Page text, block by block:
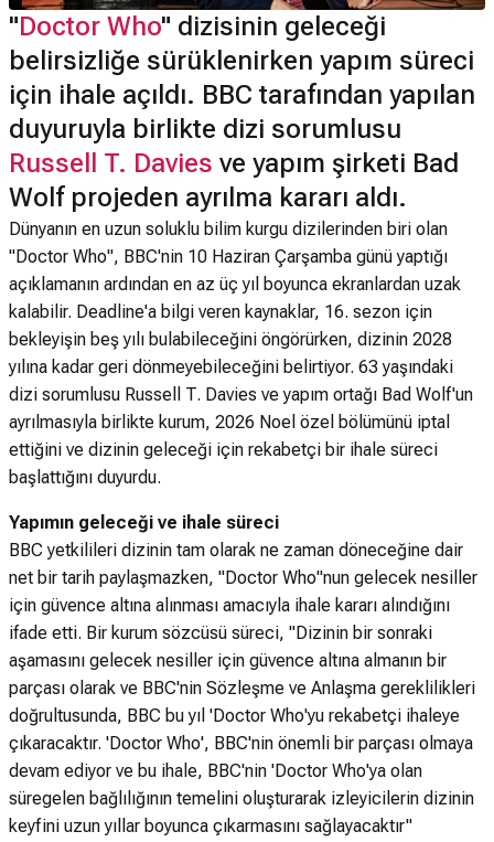
"Doctor Who" dizisinin geleceği
belirsizliğe sürüklenirken yapım süreci
için ihale açıldı. BBC tarafından yapılan
duyuruyla birlikte dizi sorumlusu
Russell T. Davies ve yapım şirketi Bad
Wolf projeden ayrılma kararı aldı.
Dünyanın en uzun soluklu bilim kurgu dizilerinden biri olan
"Doctor Who", BBC'nin 10 Haziran Çarşamba günü yaptığı
açıklamanın ardından en az üç yıl boyunca ekranlardan uzak
kalabilir. Deadline'a bilgi veren kaynaklar, 16. sezon için
bekleyişin beş yılı bulabileceğini öngörürken, dizinin 2028
yılına kadar geri dönmeyebileceğini belirtiyor. 63 yaşındaki
dizi sorumlusu Russell T. Davies ve yapım ortağı Bad Wolf'un
ayrılmasıyla birlikte kurum, 2026 Noel özel bölümünü iptal
ettiğini ve dizinin geleceği için rekabetçi bir ihale süreci
başlattığını duyurdu.
Yapımın geleceği ve ihale süreci
BBC yetkilileri dizinin tam olarak ne zaman döneceğine dair
net bir tarih paylaşmazken, "Doctor Who"nun gelecek nesiller
için güvence altına alınması amacıyla ihale kararı alındığını
ifade etti. Bir kurum sözcüsü süreci, "Dizinin bir sonraki
aşamasını gelecek nesiller için güvence altına almanın bir
parçası olarak ve BBC'nin Sözleşme ve Anlaşma gereklilikleri
doğrultusunda, BBC bu yıl 'Doctor Who'yu rekabetçi ihaleye
çıkaracaktır. 'Doctor Who', BBC'nin önemli bir parçası olmaya
devam ediyor ve bu ihale, BBC'nin 'Doctor Who'ya olan
süregelen bağlılığının temelini oluşturarak izleyicilerin dizinin
keyfini uzun yıllar boyunca çıkarmasını sağlayacaktır"